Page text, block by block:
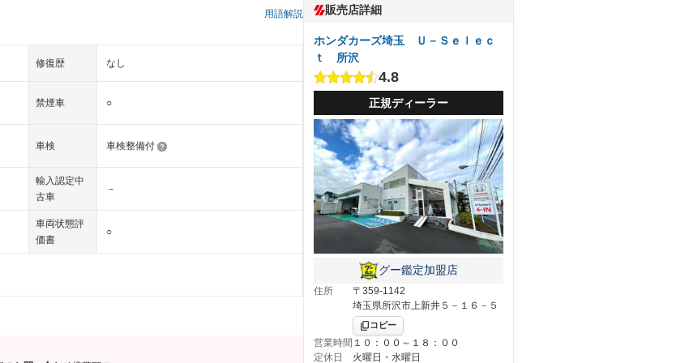
用語解説
修復歴 なし
禁煙車 ○
車検 車検整備付
輸入認定中
古車
－
車両状態評
価書
○
販売店詳細
ホンダカーズ埼玉 Ｕ－Ｓｅｌｅｃ
ｔ 所沢
4.8
正規ディーラー
グー鑑定加盟店
住所
〒359-1142
埼玉県所沢市上新井５－１６－５
コピー
営業時間 １０：００～１８：００
定休日
火曜日・水曜日